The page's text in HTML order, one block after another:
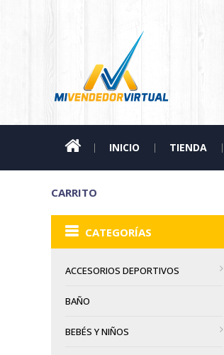
INICIO TIENDA
CARRITO
CATEGORÍAS
ACCESORIOS DEPORTIVOS
BAÑO
BEBÉS Y NIÑOS